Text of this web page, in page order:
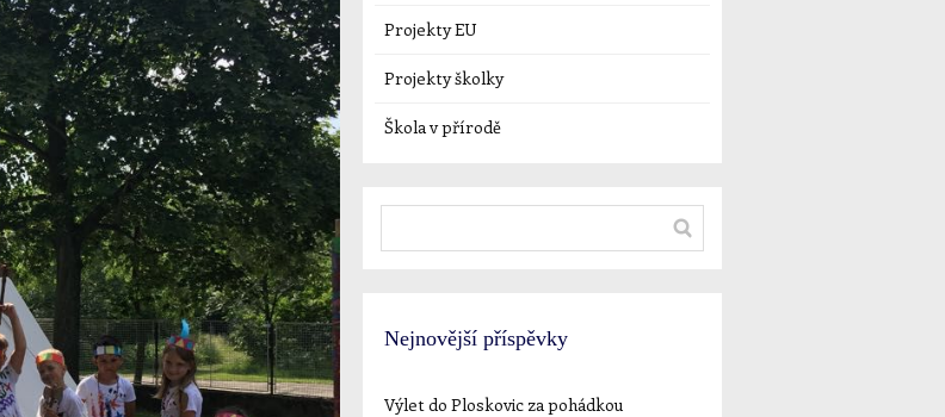
Projekty EU
Projekty školky
Škola v přírodě
Nejnovější příspěvky
Výlet do Ploskovic za pohádkou